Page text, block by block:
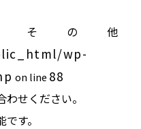
"その
wp-
on line 88
せください。
す。